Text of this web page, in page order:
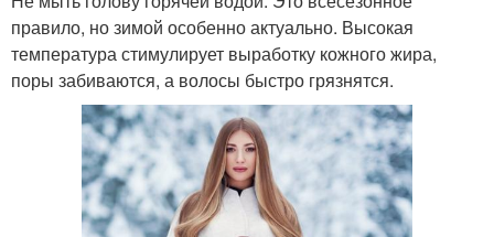
правило, но зимой особенно актуально. Высокая
температура стимулирует выработку кожного жира,
поры забиваются, а волосы быстро грязнятся.